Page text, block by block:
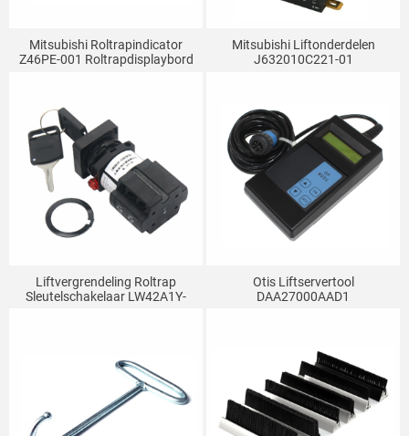
Mitsubishi Roltrapindicator
Z46PE-001 Roltrapdisplaybord
Mitsubishi Liftonderdelen
J632010C221-01
Liftvergrendeling Roltrap
Sleutelschakelaar LW42A1Y-
Otis Liftservertool
DAA27000AAD1